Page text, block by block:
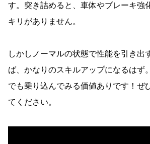
す。突き詰めると、車体やブレーキ強
キリがありません。
しかしノーマルの状態で性能を引き出
ば、かなりのスキルアップになるはず
でも乗り込んでみる価値ありです！ぜ
てください。